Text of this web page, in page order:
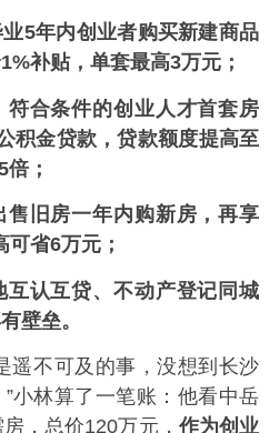
5年内创业者购买新建商品
补贴，单套最高3万元；
符合条件的创业人才首套房
积金贷款，贷款额度提高至
；
售旧房一年内购新房，再享
省6万元；
互认互贷、不动产登记同城
壁垒。
遥不可及的事，没想到长沙
小林算了一笔账：他看中岳
，总价120万元， 作为创业